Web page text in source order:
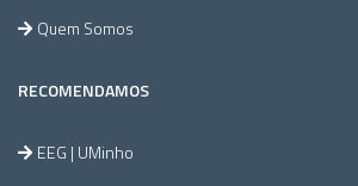
Quem Somos
RECOMENDAMOS
EEG | UMinho